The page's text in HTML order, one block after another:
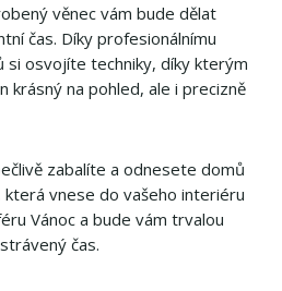
věnec vám bude dělat
čas. Díky profesionálnímu
si osvojíte techniky, díky kterým
krásný na pohled, ale i precizně
zabalíte a odnesete domů
která vnese do vašeho interiéru
Vánoc a bude vám trvalou
čas.